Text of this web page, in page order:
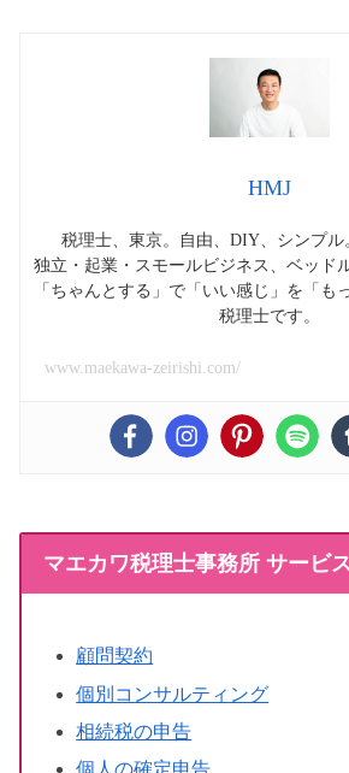
HMJ
税理士、東京。自由、DIY、シンプル
独立・起業・スモールビジネス、ベッド
「ちゃんとする」で「いい感じ」を「も
税理士です。
www.maekawa-zeirishi.com/
マエカワ税理士事務所 サービ
顧問契約
個別コンサルティング
相続税の申告
個人の確定申告